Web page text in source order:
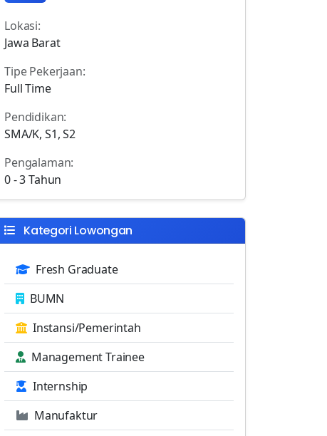
Lokasi:
Jawa Barat
Tipe Pekerjaan:
Full Time
Pendidikan:
SMA/K, S1, S2
Pengalaman:
0 - 3 Tahun
Kategori Lowongan
Fresh Graduate
BUMN
Instansi/Pemerintah
Management Trainee
Internship
Manufaktur